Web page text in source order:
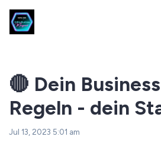
🔴 Dein
Regeln - dein
Jul 13, 2023 5:01 am